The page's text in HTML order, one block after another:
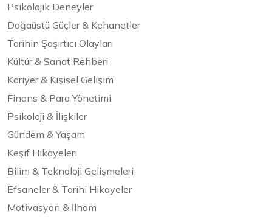
Psikolojik Deneyler
Doğaüstü Güçler & Kehanetler
Tarihin Şaşırtıcı Olayları
Kültür & Sanat Rehberi
Kariyer & Kişisel Gelişim
Finans & Para Yönetimi
Psikoloji & İlişkiler
Gündem & Yaşam
Keşif Hikayeleri
Bilim & Teknoloji Gelişmeleri
Efsaneler & Tarihi Hikayeler
Motivasyon & İlham